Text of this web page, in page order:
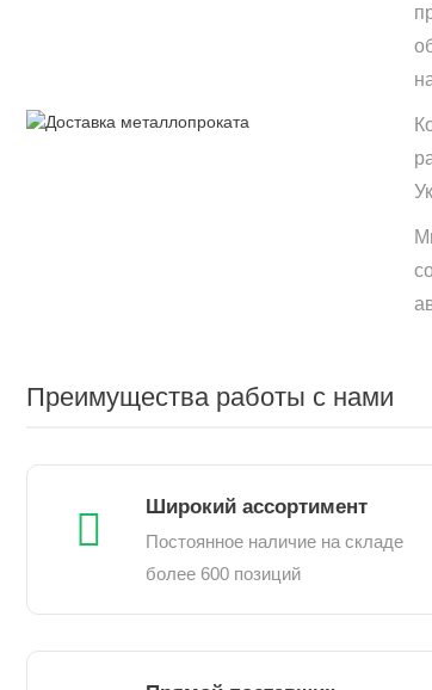
Преимущества работы с нами
Широкий ассортимент
Постоянное наличие на складе
более 600 позиций